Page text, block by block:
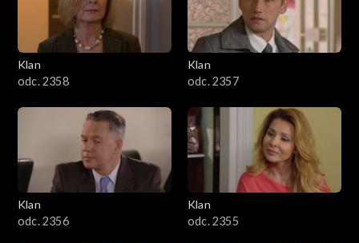
Klan
odc. 2358
Klan
odc. 2357
Klan
odc. 2356
Klan
odc. 2355